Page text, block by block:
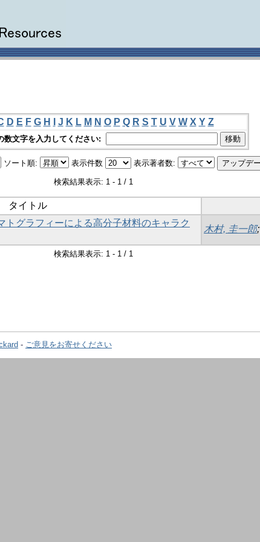
D E F G H J K L M N O P Q R S T U V W X Y Z
数文字を入力してください:
ソート順: 表示件数 表示著者数:
検索結果表示: 1 - 1 / 1
タイトル
トグラフィーによる高分子材料のキャラク
木村, 圭一郎;
検索結果表示: 1 - 1 / 1
- ご意見をお寄せください